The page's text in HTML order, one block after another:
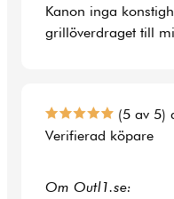
Kanon inga
grillöverdraget till
(5 av 5)
Verifierad köpare
Om Outl1.se: